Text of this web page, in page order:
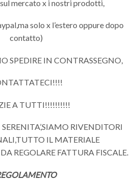
mercato x i nostri prodotti,
solo x l’estero oppure dopo
contatto)
SPEDIRE IN CONTRASSEGNO,
A TUTTI!!!!!!!!!!
RIVENDITORI
IL MATERIALE
REGOLARE FATTURA FISCALE.